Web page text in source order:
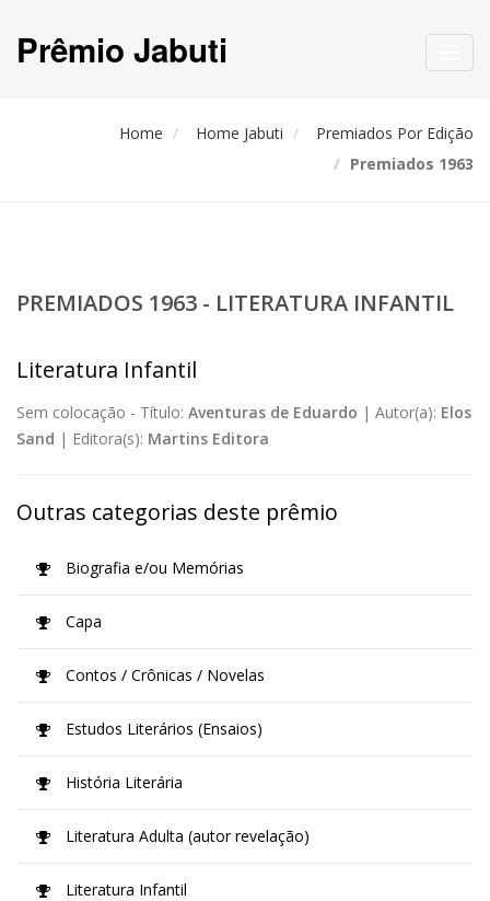
Prêmio Jabuti
Home Home Jabuti
Premiados Por Edição
Premiados 1963
PREMIADOS 1963 - LITERATURA INFANTIL
Literatura Infantil
Sem colocação - Título: Aventuras de Eduardo | Autor(a): Elos
Sand | Editora(s): Martins Editora
Outras categorias deste prêmio
Biografia e/ou Memórias
Capa
Contos / Crônicas / Novelas
Estudos Literários (Ensaios)
História Literária
Literatura Adulta (autor revelação)
Literatura Infantil